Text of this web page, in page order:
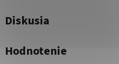
Diskusia
Hodnotenie